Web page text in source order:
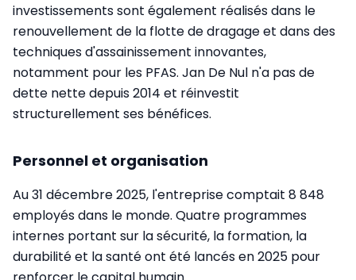
investissements sont également réalisés dans le
renouvellement de la flotte de dragage et dans des
techniques d'assainissement innovantes,
notamment pour les PFAS. Jan De Nul n'a pas de
dette nette depuis 2014 et réinvestit
structurellement ses bénéfices.
Personnel et organisation
Au 31 décembre 2025, l'entreprise comptait 8 848
employés dans le monde. Quatre programmes
internes portant sur la sécurité, la formation, la
durabilité et la santé ont été lancés en 2025 pour